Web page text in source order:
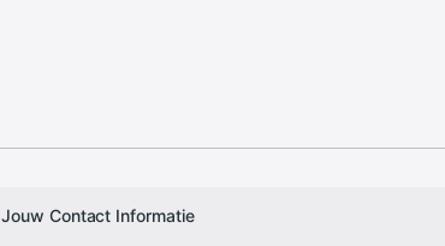
Jouw Contact Informatie